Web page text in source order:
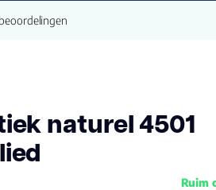
naturel 4501
Ruim